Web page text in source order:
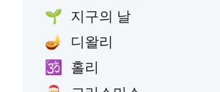
🌱 지구의 날
🪔 디왈리
🕉️ 홀리